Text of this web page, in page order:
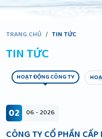
TRANG CHỦ / TIN TỨC
TIN TỨC
HOẠT ĐỘNG CÔNG TY
02 06 - 2026
CÔNG TY CỔ PHẦN